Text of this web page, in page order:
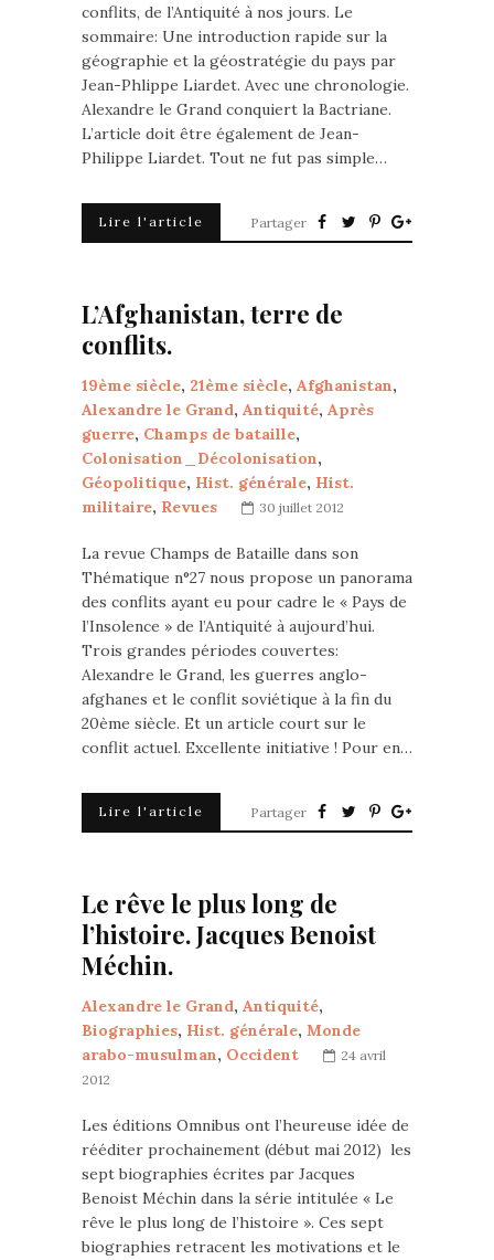
conflits, de l’Antiquité à nos jours. Le
sommaire: Une introduction rapide sur la
géographie et la géostratégie du pays par
Jean-Phlippe Liardet. Avec une chronologie.
Alexandre le Grand conquiert la Bactriane.
L’article doit être également de Jean-
Philippe Liardet. Tout ne fut pas simple…
Lire l'article Partager
L’Afghanistan, terre de
conflits.
19ème siècle, 21ème siècle, Afghanistan,
Alexandre le Grand, Antiquité, Après
guerre, Champs de bataille,
Colonisation_Décolonisation,
Géopolitique, Hist. générale, Hist.
militaire, Revues 30 juillet 2012
La revue Champs de Bataille dans son
Thématique n°27 nous propose un panorama
des conflits ayant eu pour cadre le « Pays de
l’Insolence » de l’Antiquité à aujourd’hui.
Trois grandes périodes couvertes:
Alexandre le Grand, les guerres anglo-
afghanes et le conflit soviétique à la fin du
20ème siècle. Et un article court sur le
conflit actuel. Excellente initiative ! Pour en…
Lire l'article Partager
Le rêve le plus long de
l’histoire. Jacques Benoist
Méchin.
Alexandre le Grand, Antiquité,
Biographies, Hist. générale, Monde
arabo-musulman, Occident
24 avril
2012
Les éditions Omnibus ont l’heureuse idée de
rééditer prochainement (début mai 2012) les
sept biographies écrites par Jacques
Benoist Méchin dans la série intitulée « Le
rêve le plus long de l’histoire ». Ces sept
biographies retracent les motivations et le